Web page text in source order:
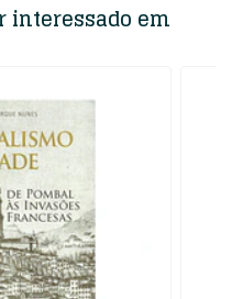
interessado em